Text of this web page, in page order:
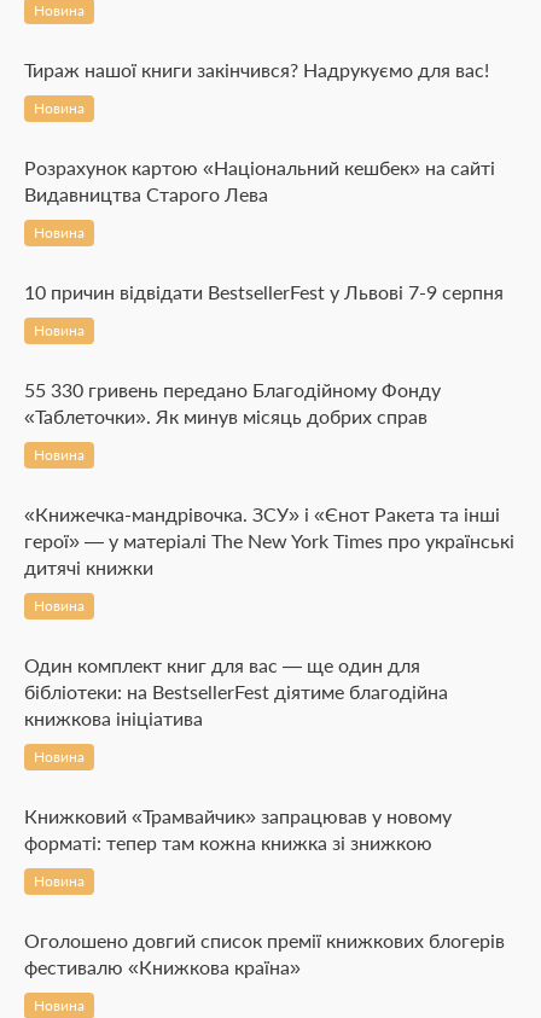
Новина
Тираж нашої книги закінчився? Надрукуємо для вас!
Новина
Розрахунок картою «Національний кешбек» на сайті
Видавництва Старого Лева
Новина
10 причин відвідати BestsellerFest у Львові 7-9 серпня
Новина
55 330 гривень передано Благодійному Фонду
«Таблеточки». Як минув місяць добрих справ
Новина
«Книжечка-мандрівочка. ЗСУ» і «Єнот Ракета та інші
герої» — у матеріалі The New York Times про українські
дитячі книжки
Новина
Один комплект книг для вас — ще один для
бібліотеки: на BestsellerFest діятиме благодійна
книжкова ініціатива
Новина
Книжковий «Трамвайчик» запрацював у новому
форматі: тепер там кожна книжка зі знижкою
Новина
Оголошено довгий список премії книжкових блогерів
фестивалю «Книжкова країна»
Новина